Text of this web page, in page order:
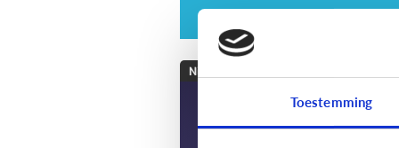
Toestemming
Nieuws en informatie
7 tips om met je kind
te praten over